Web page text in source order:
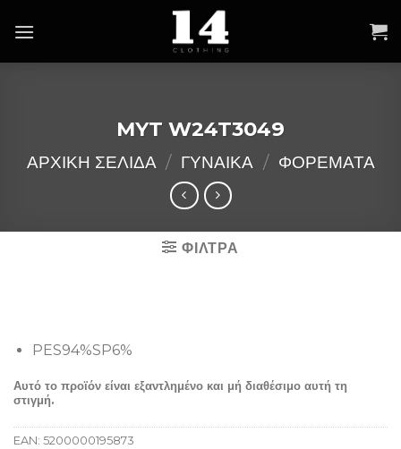
MYT W24T3049
ΑΡΧΙΚΉ ΣΕΛΊΔΑ / ΓΥΝΑΙΚΑ / ΦΟΡΕΜΑΤΑ
ΦΙΛΤΡΑ
PES94%SP6%
Αυτό το προϊόν είναι εξαντλημένο και μή διαθέσιμο αυτή τη
στιγμή.
EAN: 5200000195873